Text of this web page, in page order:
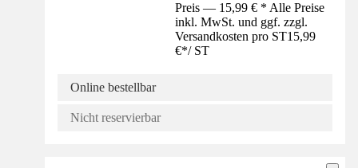
Preis — 15,99 € * Alle Preise
inkl. MwSt. und ggf. zzgl.
Versandkosten pro ST15,99
€*/ ST
Online bestellbar
Nicht reservierbar